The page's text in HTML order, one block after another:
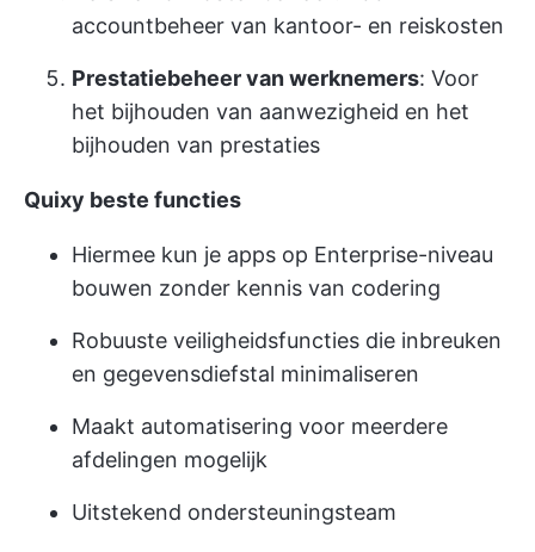
accountbeheer van kantoor- en reiskosten
Prestatiebeheer van werknemers: Voor
het bijhouden van aanwezigheid en het
bijhouden van prestaties
Quixy beste functies
Hiermee kun je apps op Enterprise-niveau
bouwen zonder kennis van codering
Robuuste veiligheidsfuncties die inbreuken
en gegevensdiefstal minimaliseren
Maakt automatisering voor meerdere
afdelingen mogelijk
Uitstekend ondersteuningsteam